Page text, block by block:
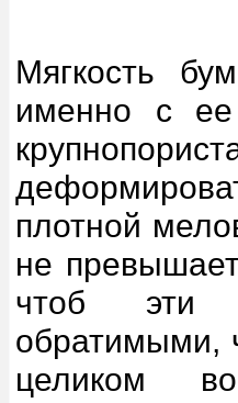
Мягкость
именно с ее
плотной
не
чтоб эти
обратимыми,
целиком